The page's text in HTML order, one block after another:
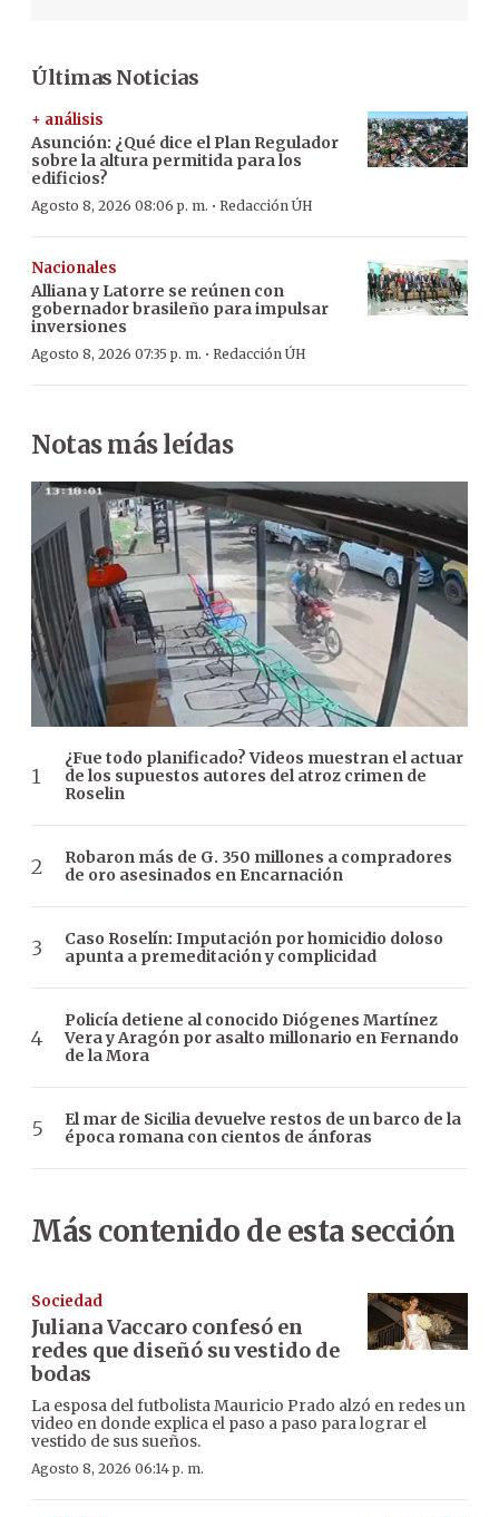
Últimas Noticias
+ análisis
Asunción: ¿Qué dice el Plan Regulador
sobre la altura permitida para los
edificios?
Agosto 8, 2026 08:06 p. m. · Redacción ÚH
Nacionales
Alliana y Latorre se reúnen con
gobernador brasileño para impulsar
inversiones
Agosto 8, 2026 07:35 p. m. · Redacción ÚH
Notas más leídas
¿Fue todo planificado? Videos muestran el actuar
de los supuestos autores del atroz crimen de
Roselin
Robaron más de G. 350 millones a compradores
de oro asesinados en Encarnación
Caso Roselín: Imputación por homicidio doloso
apunta a premeditación y complicidad
Policía detiene al conocido Diógenes Martínez
Vera y Aragón por asalto millonario en Fernando
de la Mora
El mar de Sicilia devuelve restos de un barco de la
época romana con cientos de ánforas
Más contenido de esta sección
Sociedad
Juliana Vaccaro confesó en
redes que diseñó su vestido de
bodas
La esposa del futbolista Mauricio Prado alzó en redes un
video en donde explica el paso a paso para lograr el
vestido de sus sueños.
Agosto 8, 2026 06:14 p. m.